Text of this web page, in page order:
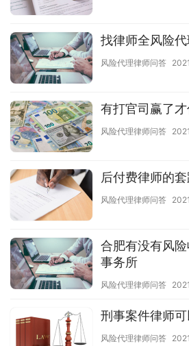
找律师全风险
风险代理律师问答
有打官司赢了
风险代理律师问答
后付费律师的
风险代理律师问答
合肥有没有风
事务所
风险代理律师问答
刑事案件律师
风险代理律师问答